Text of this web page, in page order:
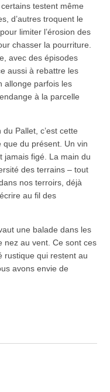
testent même
d’autres troquent le
limiter l’érosion des
chasser la pourriture.
avec des épisodes
aussi à rebattre les
allonge parfois les
à la parcelle
Pallet, c’est cette
que du présent. Un vin
jamais figé. La main du
des terrains – tout
nos terroirs, déjà
au fil des
une balade dans les
nez au vent. Ce sont ces
rustique qui restent au
avons envie de